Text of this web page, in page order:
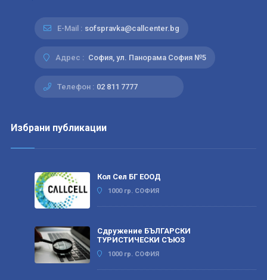
E-Mail : sofspravka@callcenter.bg
Адрес : София, ул. Панорама София №5
Телефон : 02 811 7777
Избрани публикации
Кол Сел БГ ЕООД
1000 гр. СОФИЯ
Сдружение БЪЛГАРСКИ
ТУРИСТИЧЕСКИ СЪЮЗ
1000 гр. СОФИЯ